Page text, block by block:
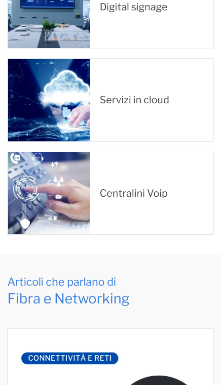
Digital signage
Servizi in cloud
Centralini Voip
Articoli che parlano di
Fibra e Networking